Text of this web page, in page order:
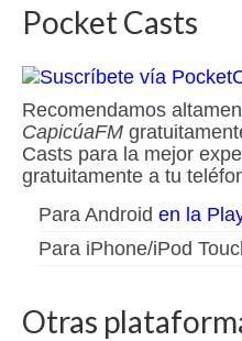
Pocket Casts
Recomendamos
CapicúaFM
Casts para la mejor
gratuitamente a tu
Para Android en la
Para iPhone/iPod
Otras